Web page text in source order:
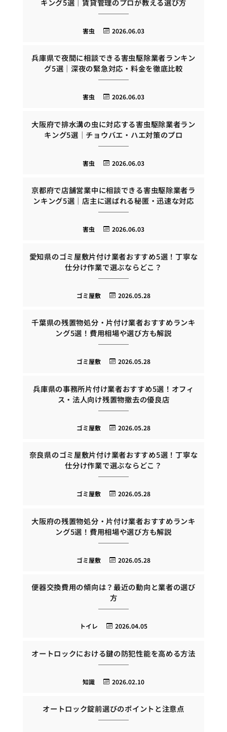
キング5選｜賃貸管理のプロが教える選び方
2026.06.03
害虫
兵庫県で夜間に相談できる害虫駆除業者ランキン
グ5選｜深夜の緊急対応・料金を徹底比較
2026.06.03
害虫
大阪府で排水溝の虫に対応する害虫駆除業者ラン
キング5選｜チョウバエ・ハエ対策のプロ
2026.06.03
害虫
京都府で店舗営業中に相談できる害虫駆除業者ラ
ンキング5選｜店主に選ばれる秘匿・迅速な対応
2026.06.03
害虫
愛知県のゴミ屋敷片付け業者おすすめ5選！丁寧な
仕分け作業で選ぶならどこ？
2026.05.28
ゴミ屋敷
千葉県の残置物処分・片付け業者おすすめランキ
ング5選！費用相場や選び方も解説
2026.05.28
ゴミ屋敷
兵庫県の事務所片付け業者おすすめ5選！オフィ
ス・法人向け残置物撤去の優良店
2026.05.28
ゴミ屋敷
奈良県のゴミ屋敷片付け業者おすすめ5選！丁寧な
仕分け作業で選ぶならどこ？
2026.05.28
ゴミ屋敷
大阪府の残置物処分・片付け業者おすすめランキ
ング5選！費用相場や選び方も解説
2026.05.28
ゴミ屋敷
便器交換費用の傾向は？最近の動向と業者の選び
方
2026.04.05
トイレ
オートロックにおける鍵の防犯性能を高める方法
2026.02.10
知識
オートロック錠前選びのポイントと注意点